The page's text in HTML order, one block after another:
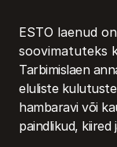
ESTO laenud
soovimatuteks
Tarbimislaen
eluliste
hambaravi või
paindlikud,